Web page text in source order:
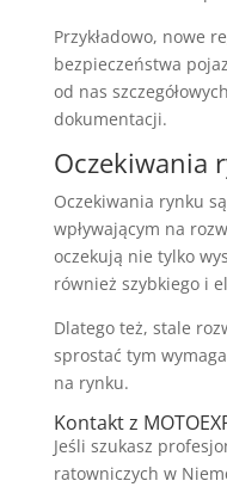
Przykładowo, nowe
bezpieczeństwa
od nas
dokumentacji.
Oczekiwania
Oczekiwania rynku
wpływającym na
oczekują nie tylko
również szybkiego i
Dlatego też, stale
sprostać tym
na rynku.
Kontakt z
Jeśli szukasz
ratowniczych w